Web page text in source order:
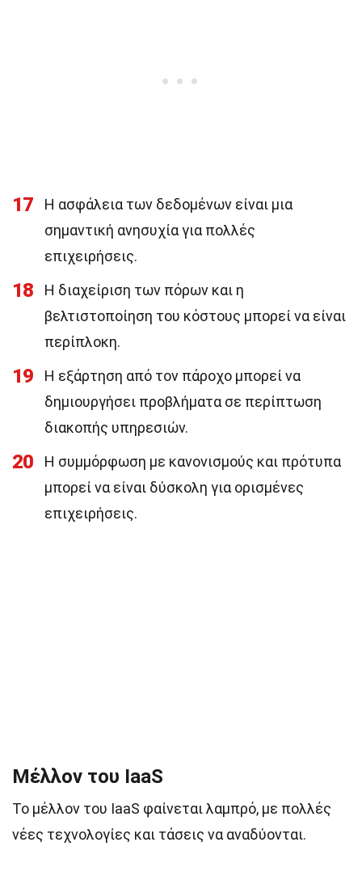
17
Η ασφάλεια των δεδομένων είναι μια
σημαντική ανησυχία για πολλές
επιχειρήσεις.
18
Η διαχείριση των πόρων και η
βελτιστοποίηση του κόστους μπορεί να είναι
περίπλοκη.
19
Η εξάρτηση από τον πάροχο μπορεί να
δημιουργήσει προβλήματα σε περίπτωση
διακοπής υπηρεσιών.
20
Η συμμόρφωση με κανονισμούς και πρότυπα
μπορεί να είναι δύσκολη για ορισμένες
επιχειρήσεις.
Μέλλον του IaaS
Το μέλλον του IaaS φαίνεται λαμπρό, με πολλές
νέες τεχνολογίες και τάσεις να αναδύονται.